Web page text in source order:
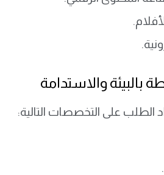
بالبيئة والاستدامة
الطلب على التخصصات التالية: